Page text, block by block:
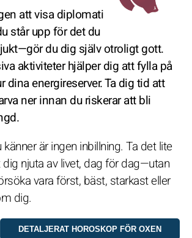
att visa diplomati
står upp för det du
du dig själv otroligt gott.
aktiviteter hjälper dig att fylla på
dina energireserver. Ta dig tid att
ner innan du riskerar att bli
är ingen inbillning. Ta det lite
njuta av livet, dag för dag—utan
vara först, bäst, starkast eller
dig.